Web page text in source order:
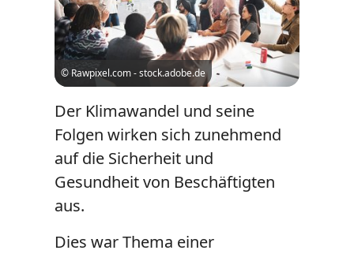
© Rawpixel.com - stock.adobe.de
Der Klimawandel und seine
Folgen wirken sich zunehmend
auf die Sicherheit und
Gesundheit von Beschäftigten
aus.
Dies war Thema einer